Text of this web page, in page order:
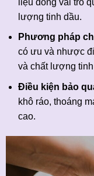
lượng tinh dầu.
Phương pháp
có ưu và nhược
và chất lượng
Điều kiện bảo
khô ráo, thoáng
cao.